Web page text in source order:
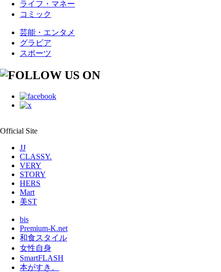
ライフ・マネー
コミック
芸能・エンタメ
グラビア
スポーツ
Official Site
JJ
CLASSY.
VERY
STORY
HERS
Mart
美ST
bis
Premium-K.net
和食スタイル
女性自身
SmartFLASH
本がすき。